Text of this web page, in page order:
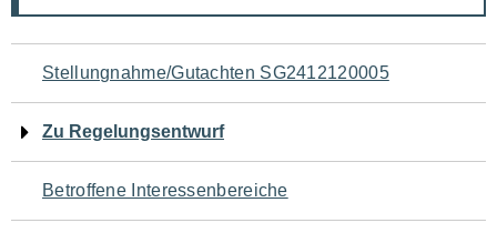
Navigation
für
den
Seiteninhalt
Stellungnahme/Gutachten SG2412120005
Zu Regelungsentwurf
Betroffene Interessenbereiche